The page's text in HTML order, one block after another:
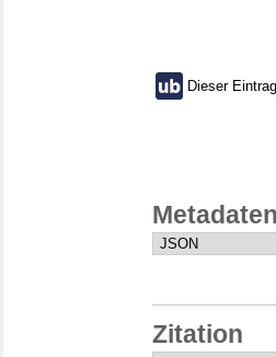
Dieser
Zitation